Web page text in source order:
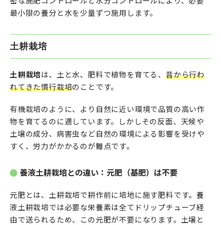
最小限の養分と水を少量ずつ施用します。
土耕栽培
土耕栽培は、土と水、肥料で植物を育てる、昔から行わ
れてきた慣行栽培のことです。
有機栽培のように、より自然に近い環境で品質の高い作
物を育てるのに適しています。しかしその反面、天候や
土壌の成分、病害虫など自然の環境による影響を受けや
すく、労力がかかるのが難点です。
養液土耕栽培との違い：元肥（基肥）は不要
元肥とは、土耕栽培で耕作前に培地に施す肥料です。養
液土耕栽培では必要な栄養素は全てドリップチューブ経
由で送られるため、この元肥が不要になります。土壌と